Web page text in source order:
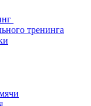
тренинга